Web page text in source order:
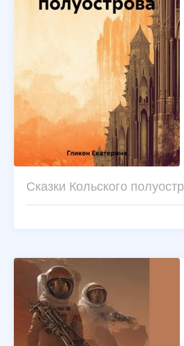
Сказки Кольского